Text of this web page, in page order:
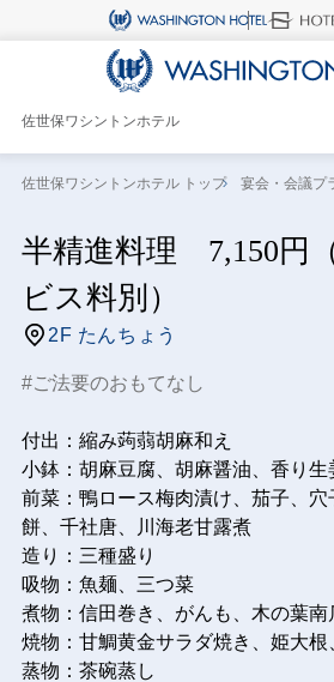
佐世保ワシントンホテル
佐世保ワシントンホテル トップ 宴会・会議プ
半精進料理 7,150円
ビス料別）
2F たんちょう
ご法要のおもてなし
付出：縮み蒟蒻胡麻和え
小鉢：胡麻豆腐、胡麻醤油、香り生
前菜：鴨ロース梅肉漬け、茄子、穴
餅、千社唐、川海老甘露煮
造り：三種盛り
吸物：魚麺、三つ菜
煮物：信田巻き、がんも、木の葉南
焼物：甘鯛黄金サラダ焼き、姫大
蒸物：茶碗蒸し